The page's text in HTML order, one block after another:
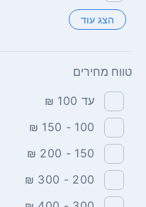
הצג עוד
טווח מחירים
עד 100 ₪
100 - 150 ₪
150 - 200 ₪
200 - 300 ₪